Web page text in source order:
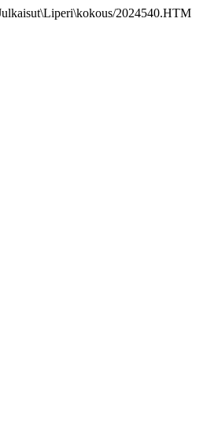
2024540.HTM